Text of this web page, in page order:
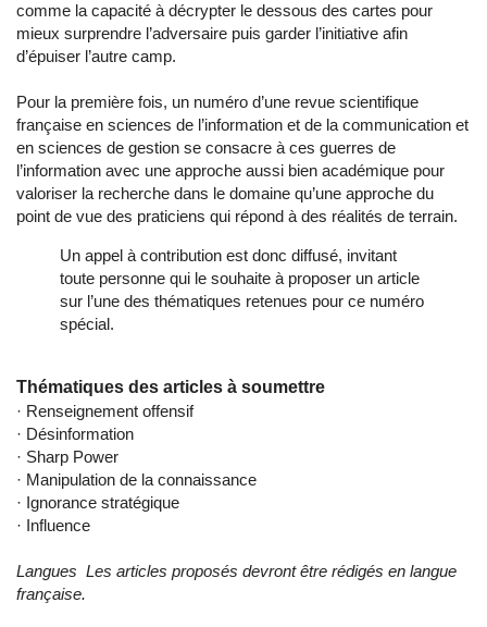
comme la capacité à décrypter le dessous des cartes pour
mieux surprendre l’adversaire puis garder l’initiative afin
d’épuiser l’autre camp.
Pour la première fois, un numéro d’une revue scientifique
française en sciences de l’information et de la communication et
en sciences de gestion se consacre à ces guerres de
l’information avec une approche aussi bien académique pour
valoriser la recherche dans le domaine qu’une approche du
point de vue des praticiens qui répond à des réalités de terrain.
Un appel à contribution est donc diffusé, invitant
toute personne qui le souhaite à proposer un article
sur l’une des thématiques retenues pour ce numéro
spécial.
Thématiques des articles à soumettre
· Renseignement offensif
· Désinformation
· Sharp Power
· Manipulation de la connaissance
· Ignorance stratégique
· Influence
Langues Les articles proposés devront être rédigés en langue
française.